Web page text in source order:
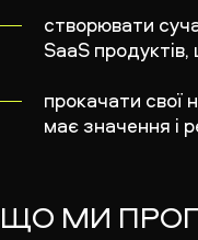
створювати
SaaS
прокачати свої
має значення і
ЩО МИ